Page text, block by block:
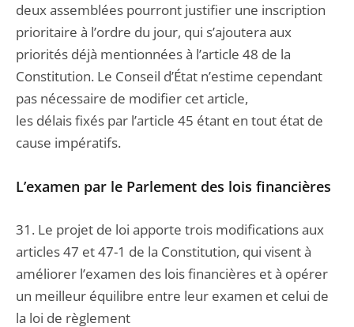
deux assemblées pourront justifier une inscription
prioritaire à l’ordre du jour, qui s’ajoutera aux
priorités déjà mentionnées à l’article 48 de la
Constitution. Le Conseil d’État n’estime cependant
pas nécessaire de modifier cet article,
les délais fixés par l’article 45 étant en tout état de
cause impératifs.
L’examen par le Parlement des lois financières
31. Le projet de loi apporte trois modifications aux
articles 47 et 47-1 de la Constitution, qui visent à
améliorer l’examen des lois financières et à opérer
un meilleur équilibre entre leur examen et celui de
la loi de règlement